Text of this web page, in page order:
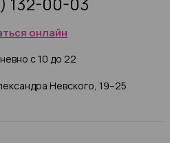
Невского, 19–25
с 10 до 22
онлайн